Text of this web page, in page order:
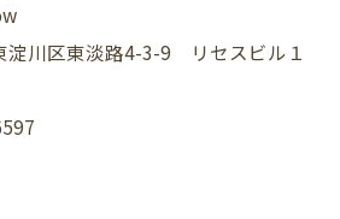
淀川区東淡路4-3-9 リセスビル１